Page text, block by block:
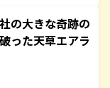
の大きな奇跡の
った天草エアラ